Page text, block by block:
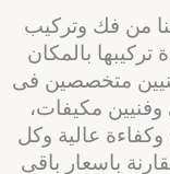
من فك وتركيب
بالمكان
متخصصين فى
مكيفات،
عالية وكل
باسعار باقى